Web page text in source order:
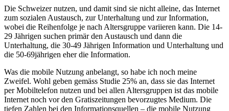
Die Schweizer nutzen, und damit sind sie nicht alleine, das Internet
zum sozialen Austausch, zur Unterhaltung und zur Information,
wobei die Reihenfolge je nach Altersgruppe variieren kann. Die 14-
29 Jährigen suchen primär den Austausch und dann die
Unterhaltung, die 30-49 Jährigen Information und Unterhaltung und
die 50-69jährigen eher die Information.
Was die mobile Nutzung anbelangt, so habe ich noch meine
Zweifel. Wohl geben gemäss Studie 25% an, dass sie das Internet
per Mobiltelefon nutzen und bei allen Altersgruppen ist das mobile
Internet noch vor den Gratiszeitungen bevorzugtes Medium. Die
tiefen Zahlen bei den Informationsquellen – die mobile Nutzung